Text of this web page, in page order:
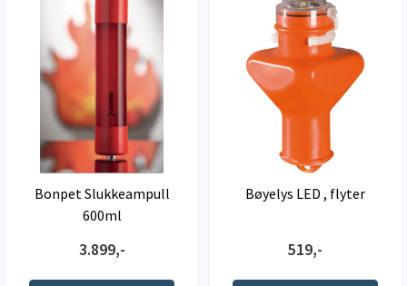
Bonpet Slukkeampull
600ml
3.899,-
Bøyelys LED , flyter
519,-